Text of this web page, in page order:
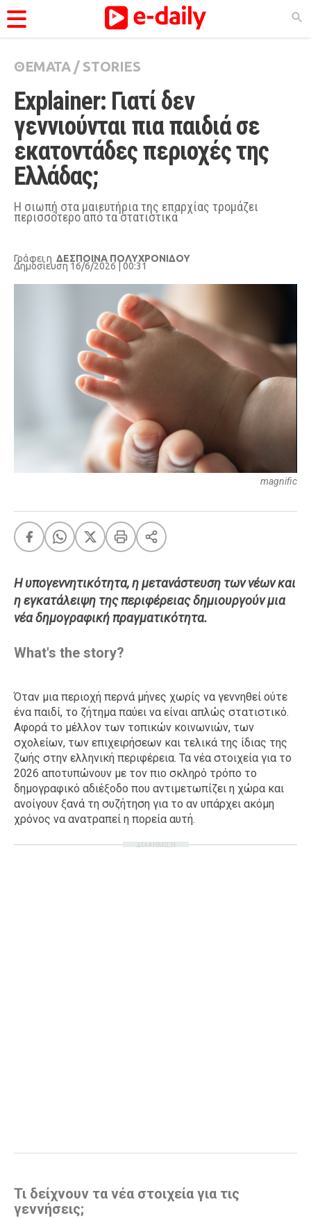
ΚΑΤΗΓΟΡΊΕΣ
Ειδήσεις
Θέματα
Videos
Podcasts
Viral
Life
City Guide
Pop Culture
Eurovision
Summer
LOL
LIFE
Food
Body+Mind
Family
AGENDA
Agenda
Επιλογές
Εισιτήρια
ΘΕΜΑΤΑ/ STORIES
Explainer: Γιατί δεν
γεννιούνται πια παιδιά σε
εκατοντάδες περιοχές της
Ελλάδας;
Η σιωπή στα μαιευτήρια της επαρχίας τρομάζει
περισσότερο από τα στατιστικά
Γράφει η ΔΕΣΠΟΙΝΑ ΠΟΛΥΧΡΟΝΙΔΟΥ
Δημοσίευση 16/6/2026 | 00:31
magnific
Η υπογεννητικότητα, η μετανάστευση των νέων και
η εγκατάλειψη της περιφέρειας δημιουργούν μια
νέα δημογραφική πραγματικότητα.
What's the story?
Όταν μια περιοχή περνά μήνες χωρίς να γεννηθεί ούτε
ένα παιδί, το ζήτημα παύει να είναι απλώς στατιστικό.
Αφορά το μέλλον των τοπικών κοινωνιών, των
σχολείων, των επιχειρήσεων και τελικά της ίδιας της
ζωής στην ελληνική περιφέρεια. Τα νέα στοιχεία για το
2026 αποτυπώνουν με τον πιο σκληρό τρόπο το
δημογραφικό αδιέξοδο που αντιμετωπίζει η χώρα και
ανοίγουν ξανά τη συζήτηση για το αν υπάρχει ακόμη
χρόνος να ανατραπεί η πορεία αυτή.
ΔΙΑΦΗΜΙΣΗ
Τι δείχνουν τα νέα στοιχεία για τις
γεννήσεις;